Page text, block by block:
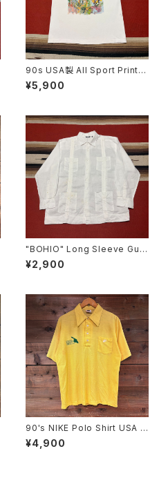
90s USA製 All Sport Print T
-shirt size XL
¥5,900
"BOHIO" Long Sleeve Gua
yabera Shirt size XL
¥2,900
90's NIKE Polo Shirt USA M
ADE SIZE:XL
¥4,900